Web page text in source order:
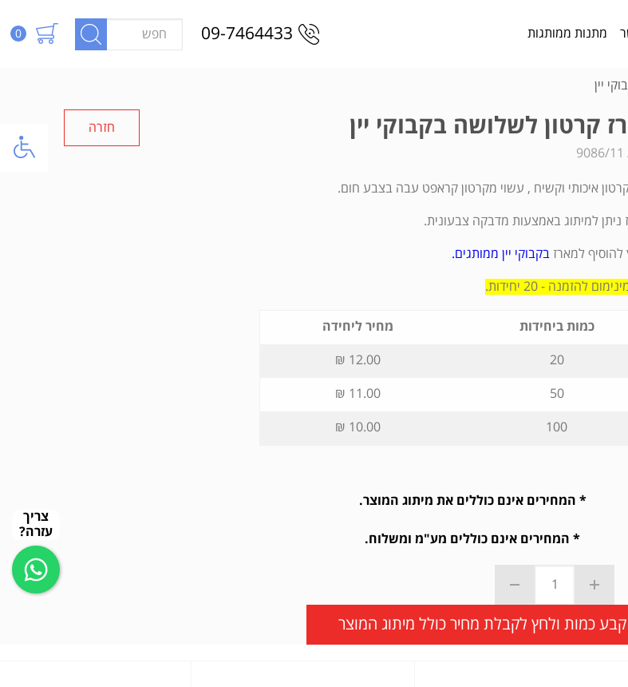
צריך
עזרה?
מתנות ממותגות 0 09-7464433
יין
חזרה קרטון לשלושה בקבוקי יין
9086/11
איכותי וקשיח , עשוי מקרטון קראפט עבה בצבע חום.
ניתן למיתוג באמצעות מדבקה צבעונית.
להוסיף למארז בקבוקי יין ממותגים.
להזמנה - 20 יחידות.
כמות ביחידות מחיר ליחידה
20
12.00 ₪
50
11.00 ₪
100
10.00 ₪
* המחירים אינם כוללים את מיתוג המוצר.
* המחירים אינם כוללים מע"מ ומשלוח.
קבע כמות ולחץ לקבלת מחיר כולל מיתוג המוצר